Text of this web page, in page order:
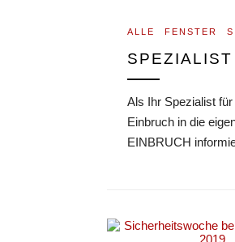
ALLE FENSTER
Als Ihr Spezialist
Einbruch in die
EINBRUCH